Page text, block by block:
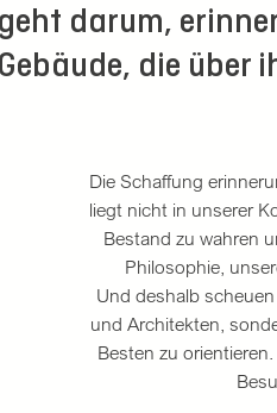
darum,
Gebäude, die über
Die Schaffung
liegt nicht in unserer
Bestand zu wahren
Philosophie,
Und deshalb
und Architekten,
Besten zu